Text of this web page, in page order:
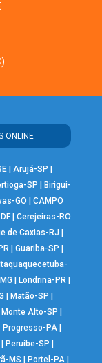
ONLINE
| Arujá-SP
SP
Birigui-
GO |CAMPO
| Cerejeiras-RO
de Caxias-RJ
|Guariba-SP
Itaquaquecetuba-
Londrina-PR
Matão-SP
Monte Alto-SP
Progresso-PA
Peruíbe-SP
MS Portel-PA|